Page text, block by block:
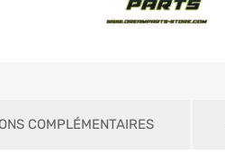
COMPLÉMENTAIRES